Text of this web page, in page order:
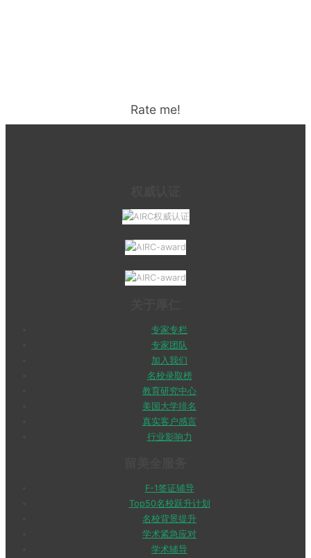
Rate me!
专家专栏
专家团队
加入我们
名校录取榜
教育研究中心
美国大学排名
真实客户感言
行业影响力
F-1签证辅导
Top50名校跃升计划
名校背景提升
学术紧急应对
学术辅导